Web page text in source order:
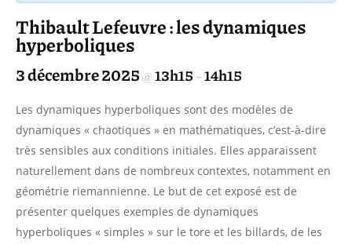
Thibault Lefeuvre : les dynamiques
hyperboliques
3 décembre 2025@13h15–14h15
Les dynamiques hyperboliques sont des modèles de
dynamiques « chaotiques » en mathématiques, c’est-à-dire
très sensibles aux conditions initiales. Elles apparaissent
naturellement dans de nombreux contextes, notamment en
géométrie riemannienne. Le but de cet exposé est de
présenter quelques exemples de dynamiques
hyperboliques « simples » sur le tore et les billards, de les